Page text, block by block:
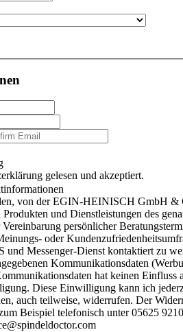
gelesen und akzeptiert.
von der EGIN-HEINISCH GmbH &
und Dienstleistungen des
persönlicher
oder
und Messenger-Dienst kontaktiert zu
Kommunikationsdaten
hat keinen Einfluss
Diese Einwilligung kann ich
auch teilweise, widerrufen. Der
Beispiel telefonisch unter 05625